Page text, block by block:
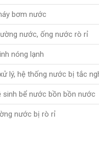
bơm nước
nước, ống nước rò rỉ
nóng lạnh
lý, hệ thống nước bị tắc
sinh bể nước bồn bồn nước
nước bị rò rỉ